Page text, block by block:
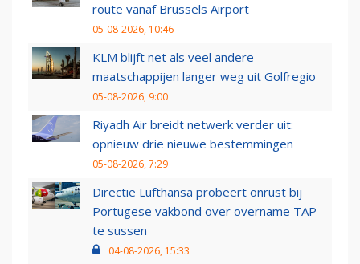
route vanaf Brussels Airport
05-08-2026, 10:46
KLM blijft net als veel andere
maatschappijen langer weg uit Golfregio
05-08-2026, 9:00
Riyadh Air breidt netwerk verder uit:
opnieuw drie nieuwe bestemmingen
05-08-2026, 7:29
Directie Lufthansa probeert onrust bij
Portugese vakbond over overname TAP
te sussen
04-08-2026, 15:33